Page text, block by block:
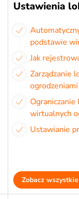
Ustawienia
podstawie
Jak
Zarządzanie
ogrodzeniami
Ograniczanie
wirtualnych
Ustawianie
Zobacz wszystkie